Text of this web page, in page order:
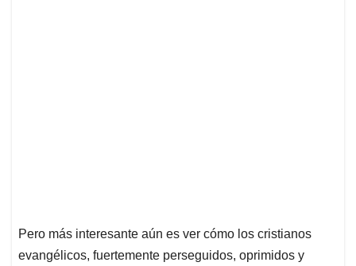
Pero más interesante aún es ver cómo los cristianos
evangélicos, fuertemente perseguidos, oprimidos y